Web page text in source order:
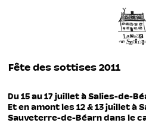
Fête des sottises 2011
Du 15 au 17 juillet à Salies-de-
Et en amont les 12 & 13 juillet à
Sauveterre-de-Béarn dans le